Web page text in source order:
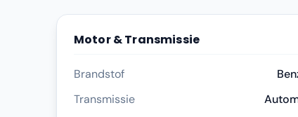
Motor & Transmissie
Brandstof
Transmissie